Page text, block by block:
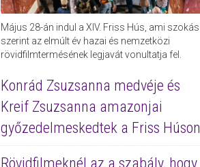
Május 28-án indul a XIV. Friss Hús, ami szokás
szerint az elmúlt év hazai és nemzetközi
rövidfilmtermésének legjavát vonultatja fel.
Konrád Zsuzsanna medvéje és
Kreif Zsuzsanna amazonjai
győzedelmeskedtek a Friss Húson
Rövidfilmeknél az a szabály, hogy